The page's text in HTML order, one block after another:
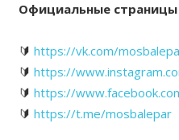
Официальные страницы
🔰 https://vk.com/
🔰 https://
🔰 https://
🔰 https://t.me/mosbalepar